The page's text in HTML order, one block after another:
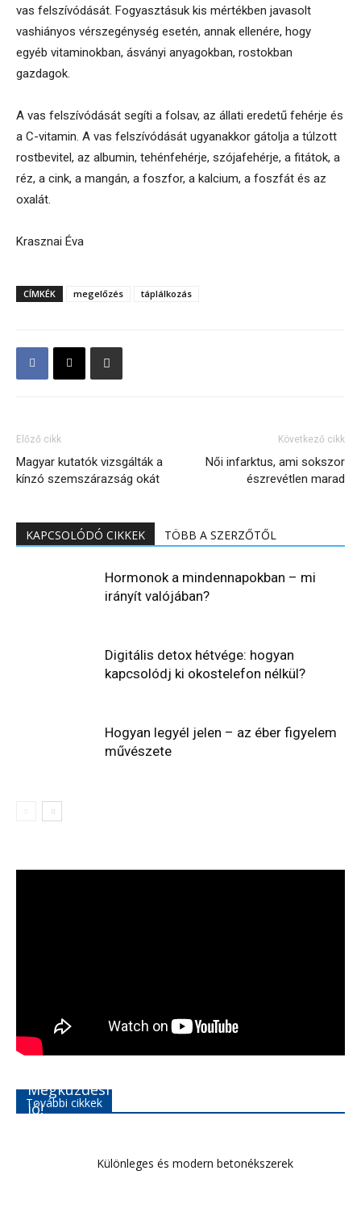
vas felszívódását. Fogyasztásuk kis mértékben javasolt
vashiányos vérszegénység esetén, annak ellenére, hogy
egyéb vitaminokban, ásványi anyagokban, rostokban
gazdagok.
A vas felszívódását segíti a folsav, az állati eredetű fehérje és
a C-vitamin. A vas felszívódását ugyanakkor gátolja a túlzott
rostbevitel, az albumin, tehénfehérje, szójafehérje, a fitátok, a
réz, a cink, a mangán, a foszfor, a kalcium, a foszfát és az
oxalát.
Krasznai Éva
CÍMKÉK megelőzés táplálkozás
Előző cikk
Magyar kutatók vizsgálták a
kínzó szemszárazság okát
Következő cikk
Női infarktus, ami sokszor
észrevétlen marad
KAPCSOLÓDÓ CIKKEK TÖBB A SZERZŐTŐL
Hormonok a mindennapokban – mi
irányít valójában?
Digitális detox hétvége: hogyan
kapcsolódj ki okostelefon nélkül?
Hogyan legyél jelen – az éber figyelem
művészete
További cikkek
Megküzdési stratégia az evés is – csak nem
jó!
Különleges és modern betonékszerek